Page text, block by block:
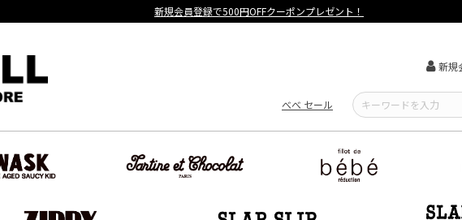
新規会員登録で500円OFFクーポンプレゼント！
新規
べべ セール